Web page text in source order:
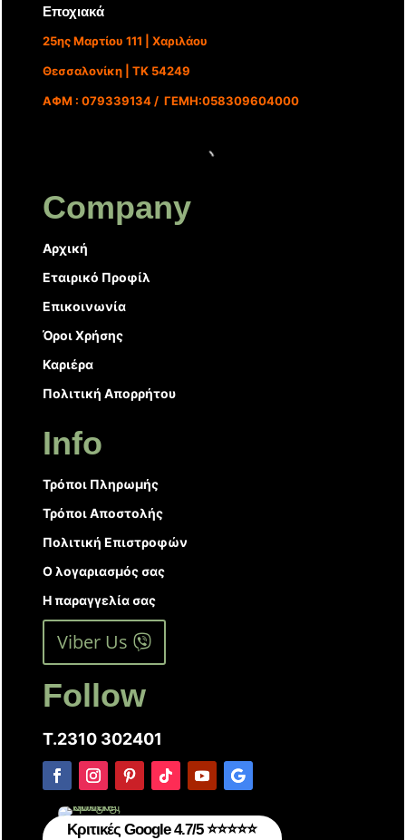
Εποχιακά
25ης Μαρτίου 111 | Χαριλάου
Θεσσαλονίκη | ΤΚ 54249
ΑΦΜ : 079339134 / ΓΕΜΗ:058309604000
Company
Αρχική
Εταιρικό Προφίλ
Επικοινωνία
Όροι Χρήσης
Καριέρα
Πολιτική Απορρήτου
Info
Τρόποι Πληρωμής
Τρόποι Αποστολής
Πολιτική Επιστροφών
Ο λογαριασμός σας
Η παραγγελία σας
Viber Us
Follow
T.2310 302401
Κριτικές Google 4.7/5 ⭐⭐⭐⭐⭐